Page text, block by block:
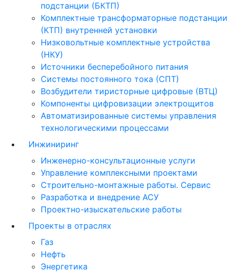
подстанции (БКТП)
Комплектные трансформаторные подстанции
(КТП) внутренней установки
Низковольтные комплектные устройства
(НКУ)
Источники бесперебойного питания
Системы постоянного тока (СПТ)
Возбудители тиристорные цифровые (ВТЦ)
Компоненты цифровизации электрощитов
Автоматизированные системы управления
технологическими процессами
Инжиниринг
Инженерно-консультационные услуги
Управление комплексными проектами
Строительно-монтажные работы. Сервис
Разработка и внедрение АСУ
Проектно-изыскательские работы
Проекты в отраслях
Газ
Нефть
Энергетика